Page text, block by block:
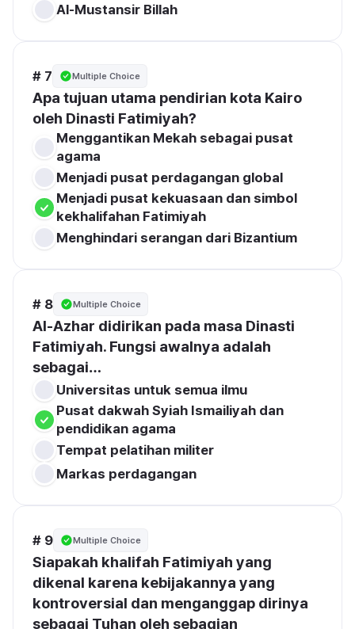
Al-Mustansir Billah
# 7 Multiple Choice
Apa tujuan utama pendirian kota Kairo
oleh Dinasti Fatimiyah?
Menggantikan Mekah sebagai pusat
agama
Menjadi pusat perdagangan global
Menjadi pusat kekuasaan dan simbol
kekhalifahan Fatimiyah
Menghindari serangan dari Bizantium
# 8 Multiple Choice
Al-Azhar didirikan pada masa Dinasti
Fatimiyah. Fungsi awalnya adalah
sebagai…
Universitas untuk semua ilmu
Pusat dakwah Syiah Ismailiyah dan
pendidikan agama
Tempat pelatihan militer
Markas perdagangan
# 9 Multiple Choice
Siapakah khalifah Fatimiyah yang
dikenal karena kebijakannya yang
kontroversial dan menganggap dirinya
sebagai Tuhan oleh sebagian